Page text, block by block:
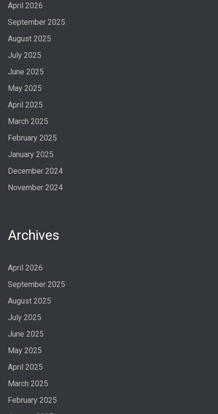
April 2026
September 2025
August 2025
July 2025
June 2025
May 2025
April 2025
March 2025
February 2025
January 2025
December 2024
November 2024
Archives
April 2026
September 2025
August 2025
July 2025
June 2025
May 2025
April 2025
March 2025
February 2025